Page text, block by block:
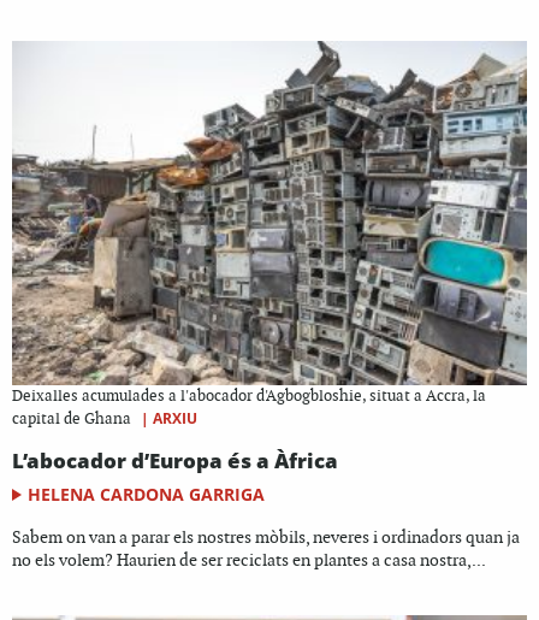
Deixalles acumulades a l'abocador d'Agbogbloshie, situat a Accra, la
capital de Ghana
| ARXIU
L’abocador d’Europa és a Àfrica
HELENA CARDONA GARRIGA
Sabem on van a parar els nostres mòbils, neveres i ordinadors quan ja
no els volem? Haurien de ser reciclats en plantes a casa nostra,...